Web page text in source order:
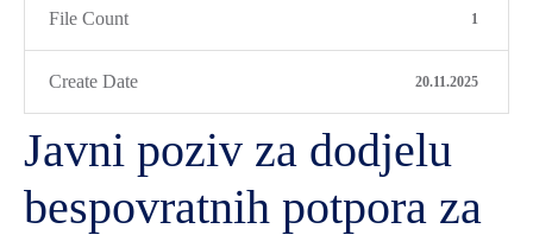
File Count 1
Create Date 20.11.2025
Javni poziv za dodjelu
bespovratnih potpora za